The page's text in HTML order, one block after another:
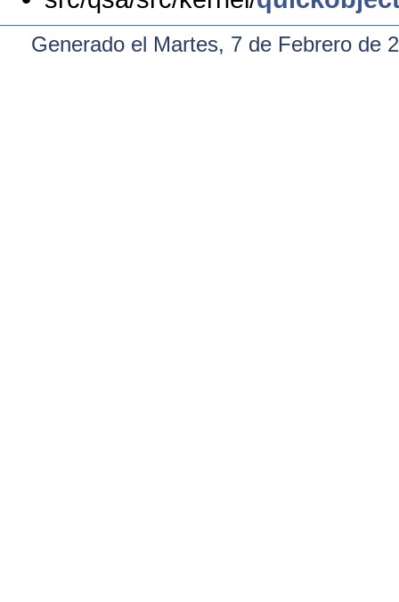
Generado el Martes, 7 de Febrero de